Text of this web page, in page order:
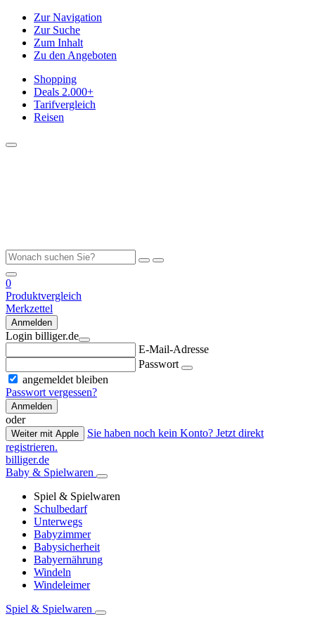
Zur Navigation
Zur Suche
Zum Inhalt
Zu den Angeboten
Shopping
Deals 2.000+
Tarifvergleich
Reisen
0
Produktvergleich
Merkzettel
Anmelden
Login billiger.de
E-Mail-Adresse
Passwort
angemeldet bleiben
Passwort vergessen?
Anmelden
oder
Weiter mit Apple
Sie haben noch kein Konto? Jetzt direkt
registrieren.
billiger.de
Baby & Spielwaren
Spiel & Spielwaren
Schulbedarf
Unterwegs
Babyzimmer
Babysicherheit
Babyernährung
Windeln
Windeleimer
Spiel & Spielwaren